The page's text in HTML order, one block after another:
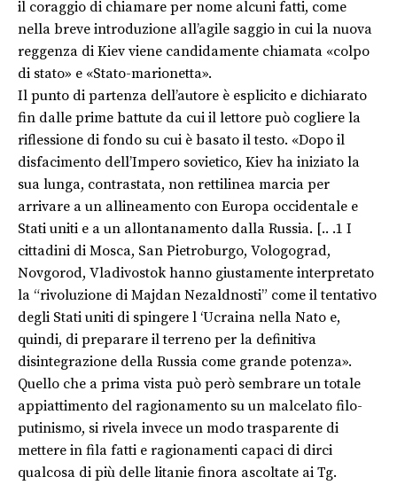
il coraggio di chiamare per nome alcuni fatti, come
nella breve introduzione all’agile saggio in cui la nuova
reggenza di Kiev viene candidamente chiamata «colpo
di stato» e «Stato-marionetta».
Il punto di partenza dell’autore è esplicito e dichiarato
fin dalle prime battute da cui il lettore può cogliere la
riflessione di fondo su cui è basato il testo. «Dopo il
disfacimento dell’Impero sovietico, Kiev ha iniziato la
sua lunga, contrastata, non rettilinea marcia per
arrivare a un allineamento con Europa occidentale e
Stati uniti e a un allontanamento dalla Russia. [.. .1 I
cittadini di Mosca, San Pietroburgo, Vologograd,
Novgorod, Vladivostok hanno giustamente interpretato
la “rivoluzione di Majdan Nezaldnosti” come il tentativo
degli Stati uniti di spingere l ‘Ucraina nella Nato e,
quindi, di preparare il terreno per la definitiva
disintegrazione della Russia come grande potenza».
Quello che a prima vista può però sembrare un totale
appiattimento del ragionamento su un malcelato filo-
putinismo, si rivela invece un modo trasparente di
mettere in fila fatti e ragionamenti capaci di dirci
qualcosa di più delle litanie finora ascoltate ai Tg.